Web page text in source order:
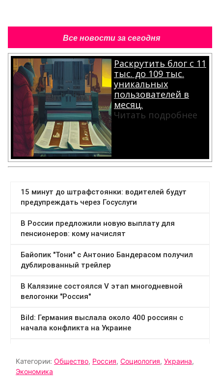
Все новости за сегодня
Раскрутить блог с 11
тыс. до 109 тыс.
уникальных
пользователей в
месяц.
Читать подробнее
Категории: Общество, Россия, Социология, Украина,
Экономика